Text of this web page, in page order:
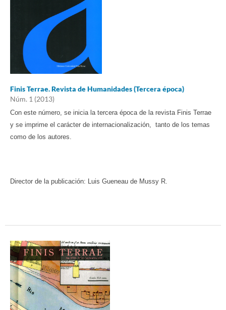
Finis Terrae. Revista de Humanidades (Tercera época)
Núm. 1 (2013)
Con este número, se inicia la tercera época de la revista Finis Terrae
y se imprime el carácter de internacionalización, tanto de los temas
como de los autores.
Director de la publicación: Luis Gueneau de Mussy R.